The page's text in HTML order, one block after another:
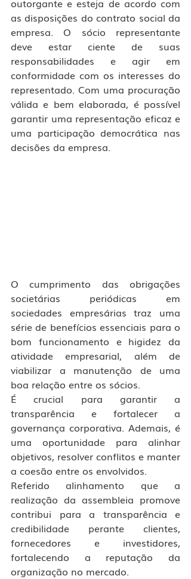
outorgante e esteja de acordo com
as disposições do contrato social da
empresa. O sócio representante
deve estar ciente de suas
responsabilidades e agir em
conformidade com os interesses do
representado. Com uma procuração
válida e bem elaborada, é possível
garantir uma representação eficaz e
uma participação democrática nas
decisões da empresa.
O cumprimento das obrigações
societárias periódicas em
sociedades empresárias traz uma
série de benefícios essenciais para o
bom funcionamento e higidez da
atividade empresarial, além de
viabilizar a manutenção de uma
boa relação entre os sócios.
É crucial para garantir a
transparência e fortalecer a
governança corporativa. Ademais, é
uma oportunidade para alinhar
objetivos, resolver conflitos e manter
a coesão entre os envolvidos.
Referido alinhamento que a
realização da assembleia promove
contribui para a transparência e
credibilidade perante clientes,
fornecedores e investidores,
fortalecendo a reputação da
organização no mercado.